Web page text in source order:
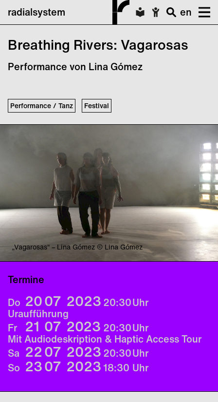
radialsystem en
Breathing Rivers: Vagarosas
Performance von Lina Gómez
Performance / Tanz Festival
„Vagarosas“ – Lina Gómez © Lina Gómez
Termine
Do 2007 2023 20:30Uhr
Uraufführung
Fr
21 07 2023 20:30Uhr
Mit Audiodeskription & Haptic Access Tour
Sa 2207 2023 20:30Uhr
So 2307 202318:30 Uhr